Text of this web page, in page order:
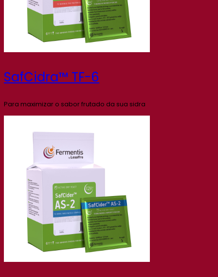
SafCidra™ TF-6
Para maximizar o sabor frutado da sua sidra